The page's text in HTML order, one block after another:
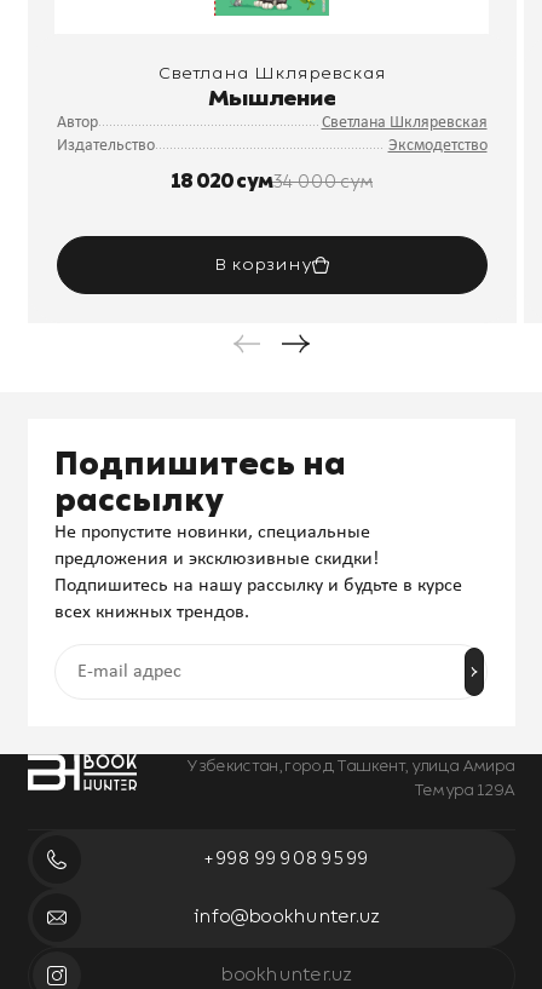
Светлана Шкляревская
Мышление
Автор
Светлана Шкляревская
Издательство
Эксмодетство
18 020 сум34 000 сум
В корзину
Узбекистан, город Ташкент, улица Амира
Темура 129А
+998 99 908 95 99
info@bookhunter.uz
bookhunter.uz
Подпишитесь на
рассылку
Не пропустите новинки, специальные
предложения и эксклюзивные скидки!
Подпишитесь на нашу рассылку и будьте в курсе
всех книжных трендов.